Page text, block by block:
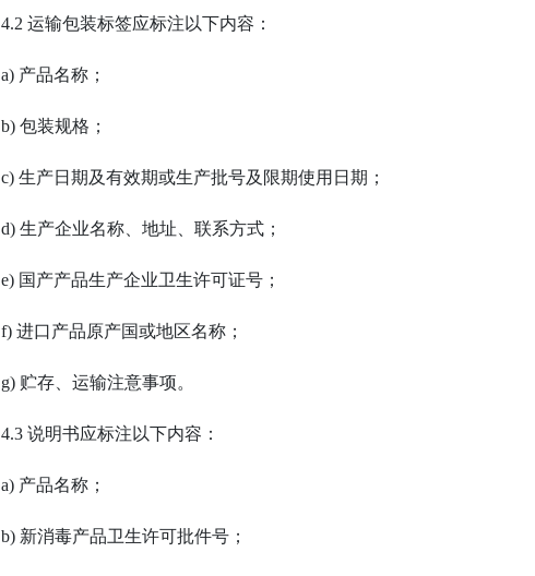
4.2 运输包装标签应标注以下内容：
a) 产品名称；
b) 包装规格；
c) 生产日期及有效期或生产批号及限期使用日期；
d) 生产企业名称、地址、联系方式；
e) 国产产品生产企业卫生许可证号；
f) 进口产品原产国或地区名称；
g) 贮存、运输注意事项。
4.3 说明书应标注以下内容：
a) 产品名称；
b) 新消毒产品卫生许可批件号；